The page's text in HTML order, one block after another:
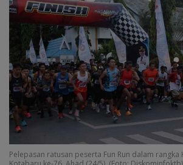
Pelepasan ratusan peserta Fun Run dalam rangka